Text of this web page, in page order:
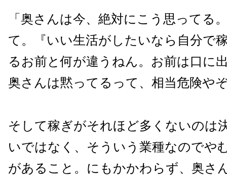
「奥さんは今、絶対にこう思ってる
て。『いい生活がしたいなら自分で
るお前と何が違うねん。お前は口に
奥さんは黙ってるって、相当危険や
そして稼ぎがそれほど多くないのは
いではなく、そういう業種なのでや
があること。にもかかわらず、奥さ